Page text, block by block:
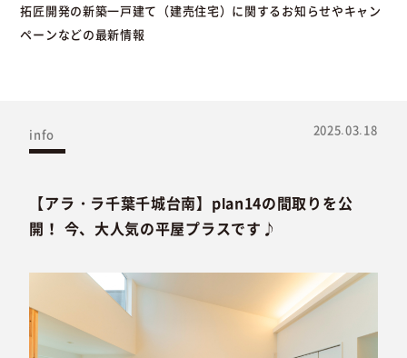
拓匠開発の新築一戸建て（建売住宅）に関するお知らせやキャン
ペーンなどの最新情報
info 2025.03.18
【アラ・ラ千葉千城台南】plan14の間取りを公
開！ 今、大人気の平屋プラスです♪